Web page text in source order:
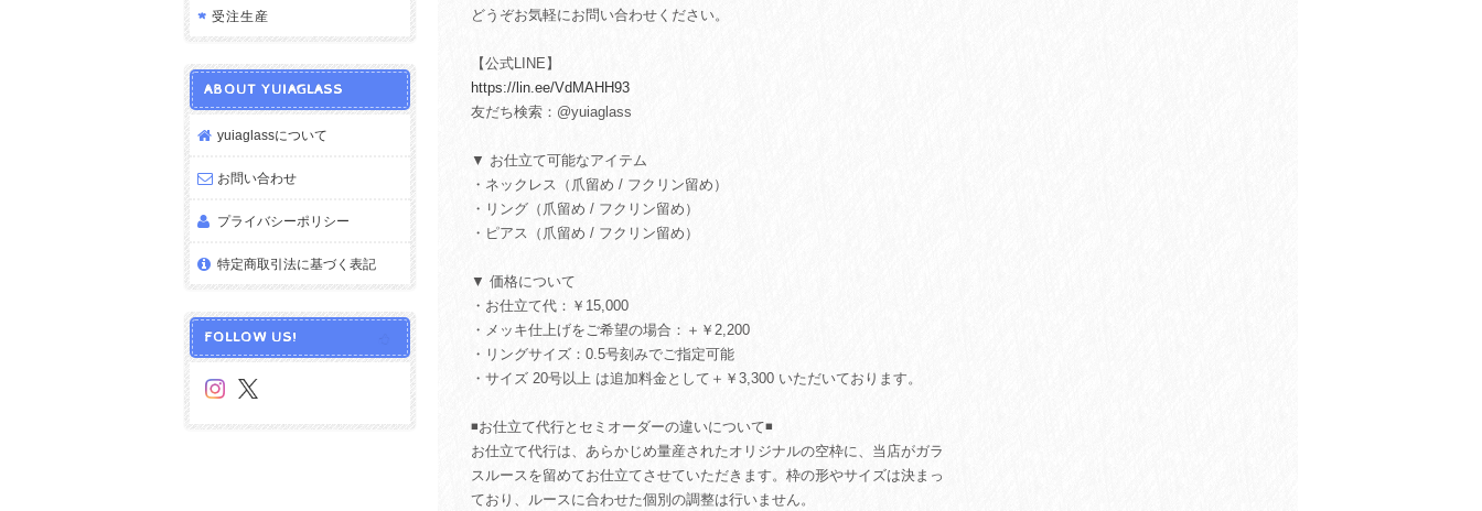
どうぞお気軽にお問い合わせください。
【公式LINE】
https://lin.ee/VdMAHH93
友だち検索：@yuiaglass
▼ お仕立て可能なアイテム
・ネックレス（爪留め / フクリン留め）
・リング（爪留め / フクリン留め）
・ピアス（爪留め / フクリン留め）
▼ 価格について
・お仕立て代：￥15,000
・メッキ仕上げをご希望の場合：＋￥2,200
・リングサイズ：0.5号刻みでご指定可能
・サイズ 20号以上 は追加料金として＋￥3,300 いただいております。
◾️お仕立て代行とセミオーダーの違いについて◾️
お仕立て代行は、あらかじめ量産されたオリジナルの空枠に、当店がガラ
スルースを留めてお仕立てさせていただきます。枠の形やサイズは決まっ
ており、ルースに合わせた個別の調整は行いません。
受注生産
ABOUT YUIAGLASS
yuiaglassについて
お問い合わせ
プライバシーポリシー
特定商取引法に基づく表記
FOLLOW US!